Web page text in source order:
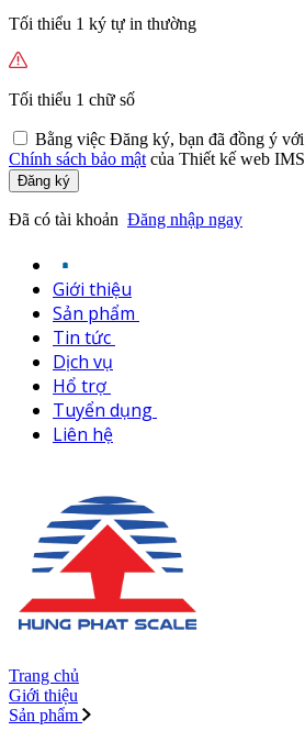
Tối thiểu 1 ký tự in thường
Tối thiểu 1 chữ số
Bằng việc Đăng ký, bạn đã đồng ý với
Chính sách bảo mật của Thiết kế web IMS
Đăng ký
Đã có tài khoản Đăng nhập ngay
Giới thiệu
Sản phẩm
Tin tức
Dịch vụ
Hổ trợ
Tuyển dụng
Liên hệ
Trang chủ
Giới thiệu
Sản phẩm